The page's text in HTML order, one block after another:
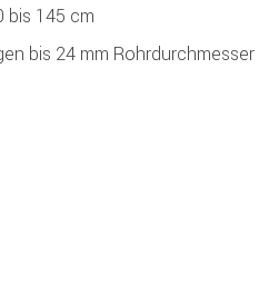
bis 145 cm
bis 24 mm Rohrdurchmesser